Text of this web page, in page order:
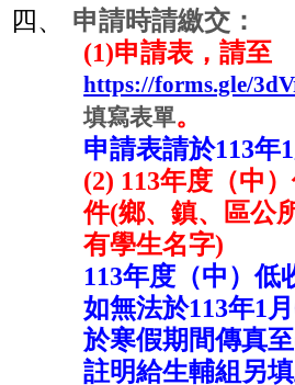
四、
申請時請繳交：
(1)申請表，請至
https://forms.gle/
填寫表單。
申請表請於113年1
(2) 113年度（中
件(鄉、鎮、區公
有學生名字)
113年度（中）低
如無法於113年1 月
於寒假期間傳真至
註明給生輔組另